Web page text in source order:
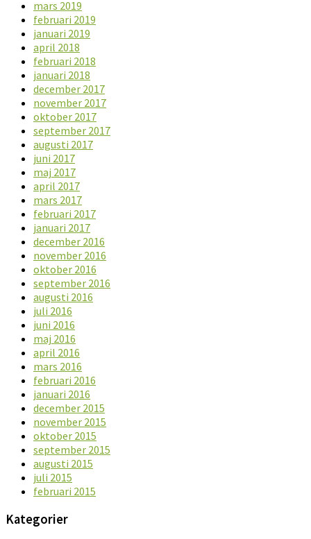
mars 2019
februari 2019
januari 2019
april 2018
februari 2018
januari 2018
december 2017
november 2017
oktober 2017
september 2017
augusti 2017
juni 2017
maj 2017
april 2017
mars 2017
februari 2017
januari 2017
december 2016
november 2016
oktober 2016
september 2016
augusti 2016
juli 2016
juni 2016
maj 2016
april 2016
mars 2016
februari 2016
januari 2016
december 2015
november 2015
oktober 2015
september 2015
augusti 2015
juli 2015
februari 2015
Kategorier